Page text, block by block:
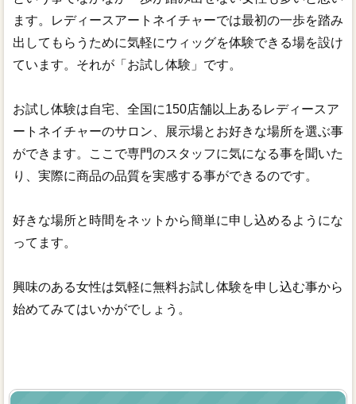
ます。レディースアートネイチャーでは最初の一歩を踏み
出してもらうために気軽にウィッグを体験できる場を設け
ています。それが「お試し体験」です。
お試し体験は自宅、全国に150店舗以上あるレディースア
ートネイチャーのサロン、展示場とお好きな場所を選ぶ事
ができます。ここで専門のスタッフに気になる事を聞いた
り、実際に商品の品質を実感する事ができるのです。
好きな場所と時間をネットから簡単に申し込めるようにな
ってます。
興味のある女性は気軽に無料お試し体験を申し込む事から
始めてみてはいかがでしょう。